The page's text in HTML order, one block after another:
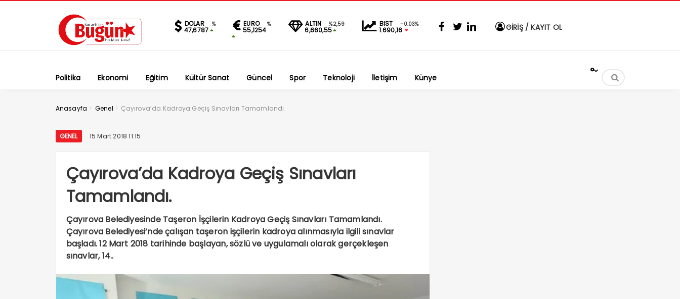
DOLAR %
47,6787
EURO %
55,1254
ALTIN %2,59
6,660,55
BIST -0.03%
1.690,16 GİRİŞ / KAYIT OL
Politika Ekonomi Eğitim Kültür Sanat Güncel Spor Teknoloji İletişim Künye
°
Anasayfa > Genel > Çayırova’da Kadroya Geçiş Sınavları Tamamlandı.
GENEL 15 Mart 2018 11:15
Çayırova’da Kadroya Geçiş Sınavları
Tamamlandı.
Çayırova Belediyesinde Taşeron İşçilerin Kadroya Geçiş Sınavları Tamamlandı.
Çayırova Belediyesi’nde çalışan taşeron işçilerin kadroya alınmasıyla ilgili sınavlar
başladı. 12 Mart 2018 tarihinde başlayan, sözlü ve uygulamalı olarak gerçekleşen
sınavlar, 14..